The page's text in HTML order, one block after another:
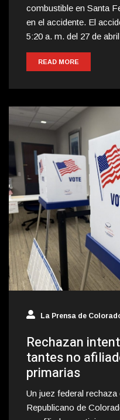
combustible en Santa
en el accidente. El
5:20 a. m. del 27 de
READ MORE
La Prensa de
Rechazan
tantes no
primarias
Un juez federal
Republicano de